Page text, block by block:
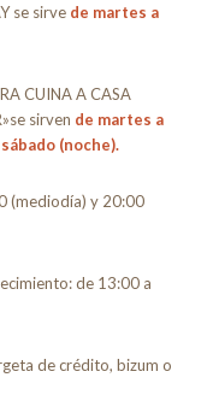
se sirve de martes a
CUINA A CASA
sirven de martes a
(noche).
(mediodía) y 20:00
de 13:00 a
de crédito, bizum o